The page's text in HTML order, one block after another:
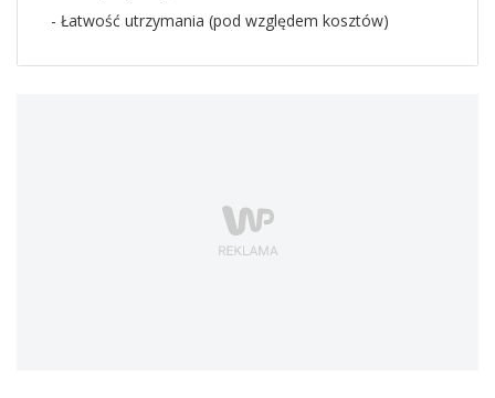
- Łatwość utrzymania (pod względem kosztów)